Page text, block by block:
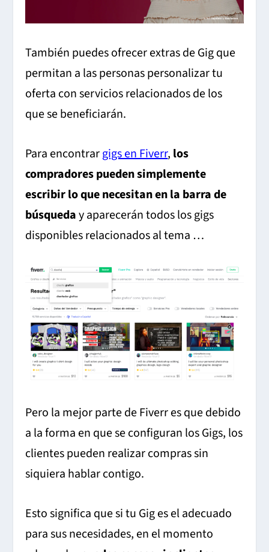
También puedes ofrecer extras de Gig que
permitan a las personas personalizar tu
oferta con servicios relacionados de los
que se beneficiarán.
Para encontrargigs en Fiverr, los
compradores pueden simplemente
escribir lo que necesitan en la barra de
búsqueday aparecerán todos los gigs
disponibles relacionados al tema …
Pero la mejor parte de Fiverr es que debido
a la forma en que se configuran los Gigs, los
clientes pueden realizar compras sin
siquiera hablar contigo.
Esto significa que si tu Gig es el adecuado
para sus necesidades, en el momento